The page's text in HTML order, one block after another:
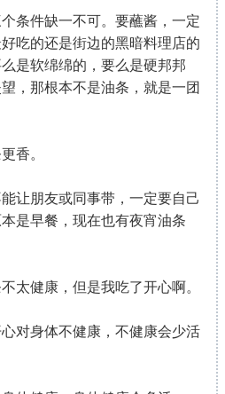
条件缺一不可。要蘸酱，一定
吃的还是街边的黑暗料理店的
是软绵绵的，要么是硬邦邦
，那根本不是油条，就是一团
香。
让朋友或同事带，一定要自己
是早餐，现在也有夜宵油条
太健康，但是我吃了开心啊。
对身体不健康，不健康会少活